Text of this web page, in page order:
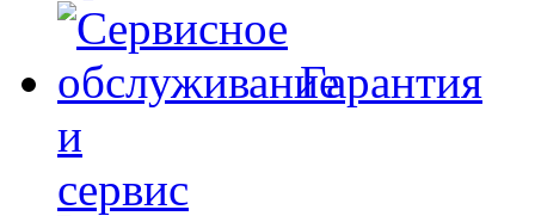
Гарантия
и
сервис